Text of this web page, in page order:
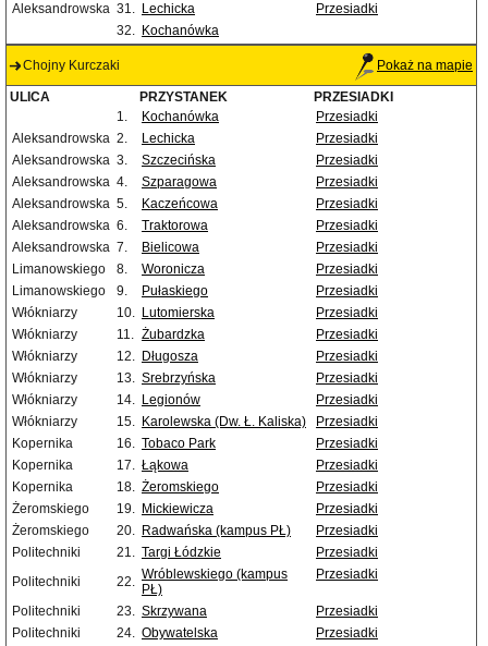
Aleksandrowska 31. Lechicka
Przesiadki
32. Kochanówka
Chojny Kurczaki Pokaż na mapie
ULICA PRZYSTANEK
PRZESIADKI
1.
Kochanówka
Przesiadki
Aleksandrowska 2. Lechicka
Przesiadki
Aleksandrowska 3. Szczecińska
Przesiadki
Aleksandrowska 4. Szparagowa
Przesiadki
Aleksandrowska 5. Kaczeńcowa
Przesiadki
Aleksandrowska 6. Traktorowa
Przesiadki
Aleksandrowska 7. Bielicowa
Przesiadki
Limanowskiego
8. Woronicza
Przesiadki
Limanowskiego
9. Pułaskiego
Przesiadki
Włókniarzy
10. Lutomierska
Przesiadki
Włókniarzy
11. Żubardzka
Przesiadki
Włókniarzy
12. Długosza
Przesiadki
Włókniarzy
13. Srebrzyńska
Przesiadki
Włókniarzy
14. Legionów
Przesiadki
Włókniarzy
15. Karolewska (Dw. Ł. Kaliska)
Przesiadki
Kopernika
16. Tobaco Park
Przesiadki
Kopernika
17. Łąkowa
Przesiadki
Kopernika
18. Żeromskiego
Przesiadki
Żeromskiego
19. Mickiewicza
Przesiadki
Żeromskiego
20. Radwańska (kampus PŁ)
Przesiadki
Politechniki
21. Targi Łódzkie
Przesiadki
Politechniki
22. Wróblewskiego (kampus
PŁ)
Przesiadki
Politechniki 23. Skrzywana
Przesiadki
Politechniki
24. Obywatelska
Przesiadki